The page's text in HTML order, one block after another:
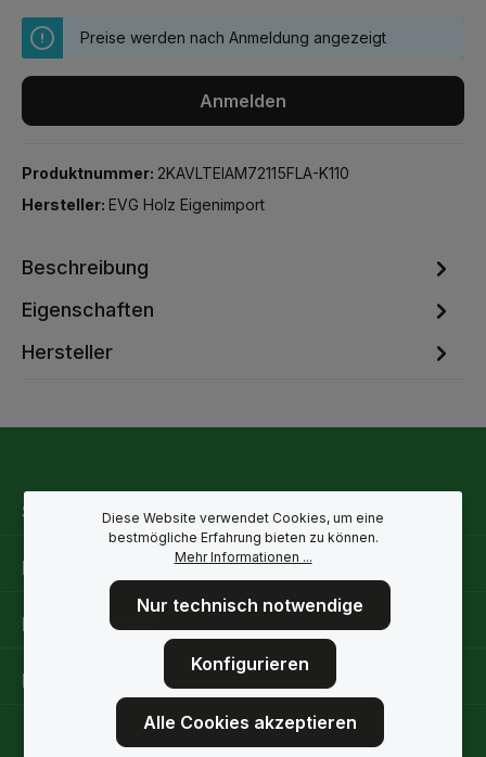
Preise werden nach Anmeldung angezeigt
Anmelden
Produktnummer: 2KAVLTEIAM72115FLA-K110
Hersteller: EVG Holz Eigenimport
Beschreibung
Eigenschaften
Hersteller
Service-Hotline
Rechtliche Hinweise
Informationen
Folge uns
Diese Website verwendet Cookies, um eine
bestmögliche Erfahrung bieten zu können.
Mehr Informationen ...
Nur technisch notwendige
Konfigurieren
Alle Cookies akzeptieren